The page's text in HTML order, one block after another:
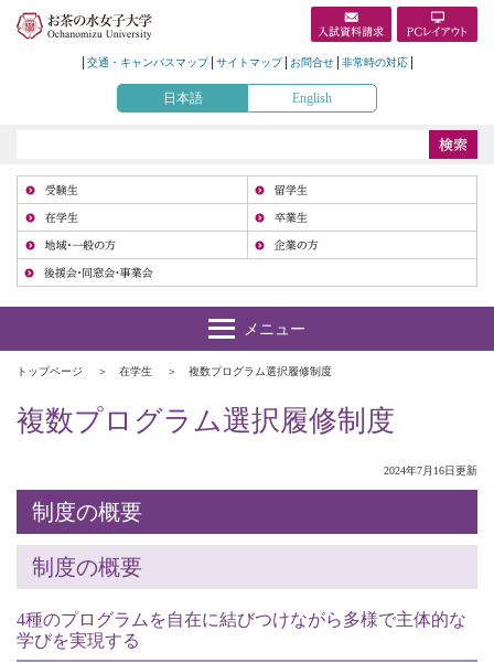
交通・キャンパスマップ サイトマップ お問合せ 非常時の対応
日本語 English
トップページ 在学生 複数プログラム選択履修制度
複数プログラム選択履修制度
2024年7月16日更新
制度の概要
制度の概要
4種のプログラムを自在に結びつけながら多様で主体的な
学びを実現する